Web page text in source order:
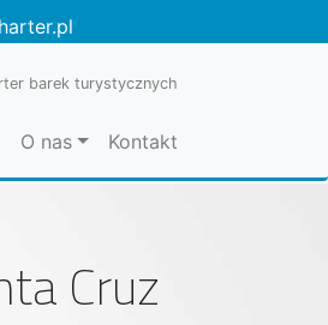
barek turystycznych
O nas Kontakt
Cruz